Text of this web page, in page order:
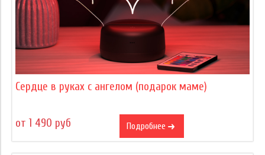
Сердце в руках с ангелом (подарок маме)
от 1 490 руб Подробнее